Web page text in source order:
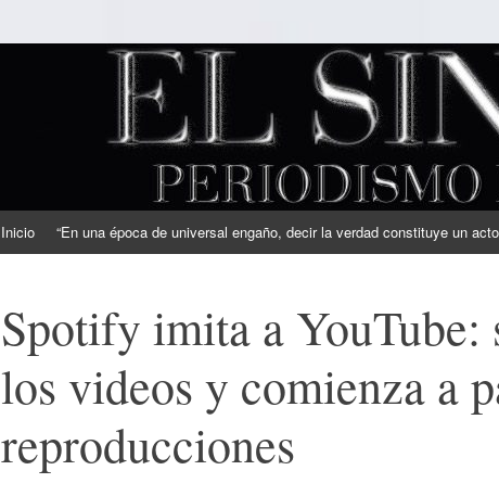
EL SINDICAL
Periodismo Inteligente
Inicio “En una época de universal engaño, decir la verdad constituye un
Spotify imita a YouTube:
los videos y comienza a
reproducciones